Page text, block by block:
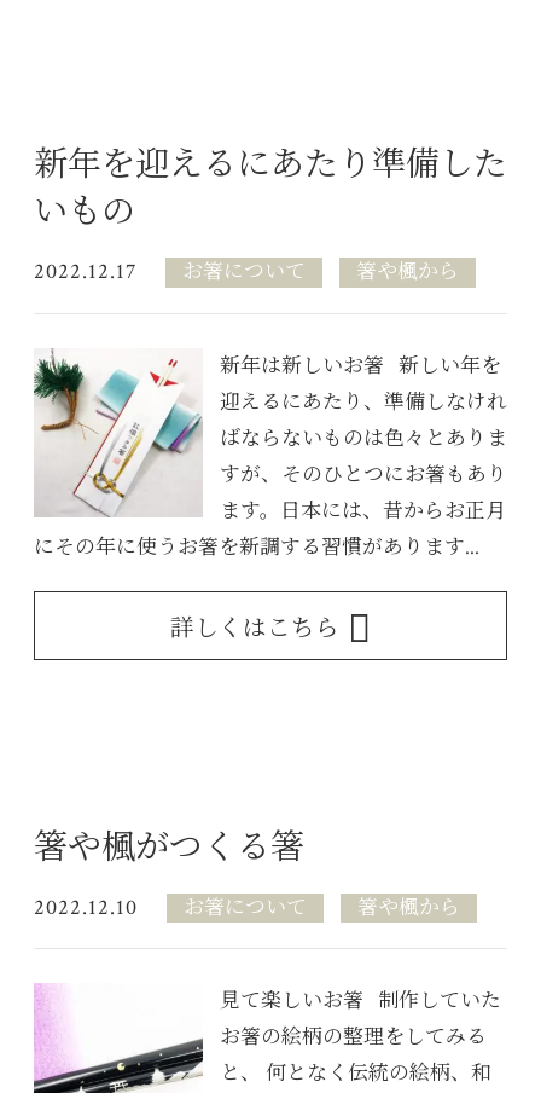
新年を迎えるにあたり準備した
いもの
2022.12.17 お箸について 箸や楓から
新年は新しいお箸 新しい年を
迎えるにあたり、準備しなけれ
ばならないものは色々とありま
すが、そのひとつにお箸もあり
ます。日本には、昔からお正月
にその年に使うお箸を新調する習慣があります...
詳しくはこちら
箸や楓がつくる箸
2022.12.10 お箸について 箸や楓から
見て楽しいお箸 制作していた
お箸の絵柄の整理をしてみる
と、 何となく伝統の絵柄、和